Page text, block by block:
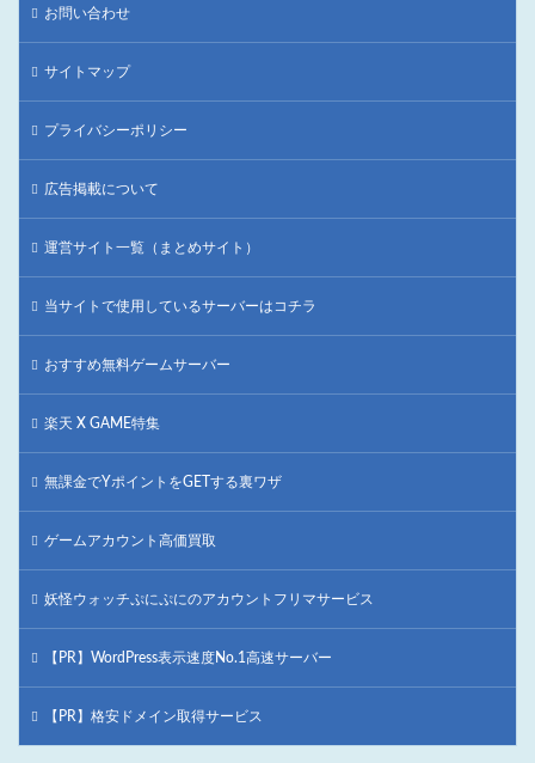
お問い合わせ
サイトマップ
プライバシーポリシー
広告掲載について
運営サイト一覧（まとめサイト）
当サイトで使用しているサーバーはコチラ
おすすめ無料ゲームサーバー
楽天 X GAME特集
無課金でYポイントをGETする裏ワザ
ゲームアカウント高価買取
妖怪ウォッチぷにぷにのアカウントフリマサービス
【PR】WordPress表示速度No.1高速サーバー
【PR】格安ドメイン取得サービス